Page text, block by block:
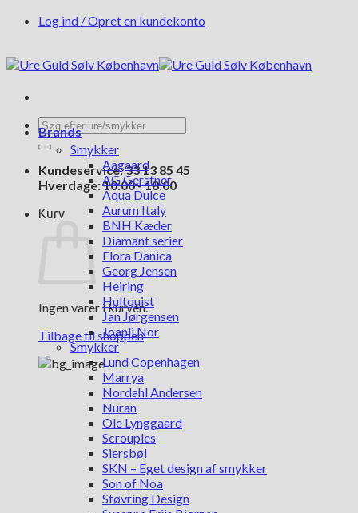
FortsætLog ind / Opret en kundekonto
Søg
efter:
Kundeservice: 33 13 85 45
Hverdage: 10:00 - 18:00
Kurv
Ingen varer i kurven.
Tilbage til shoppen
Brands
Smykker
Aagaard
AG Gerstner
Aqua Dulce
Aurum Italy
BNH Kæder
Diamant serier
Flora Danica
Georg Jensen
Heiring
Hultquist
Jan Jørgensen
Joanli Nor
Smykker
Lund Copenhagen
Marrya
Nordahl Andersen
Nuran
Ole Lynggaard
Scrouples
Siersbøl
SKN – Eget design af smykker
Son of Noa
Støvring Design